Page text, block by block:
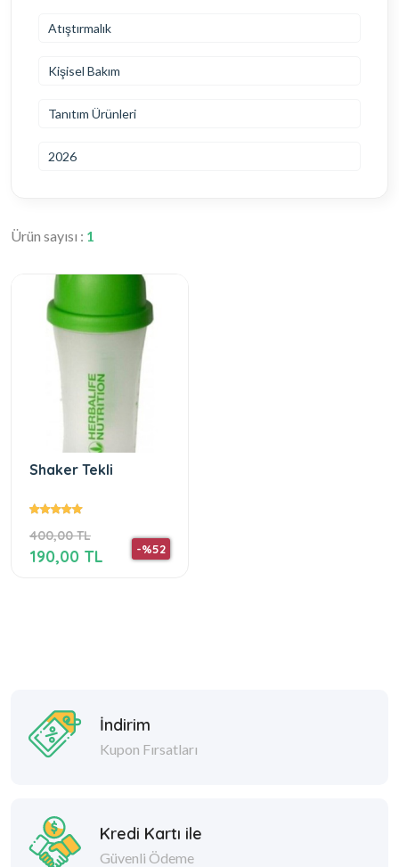
Atıştırmalık
Kişisel Bakım
Tanıtım Ürünleri
2026
Ürün sayısı : 1
Shaker Tekli
400,00 TL
-%52
190,00 TL
İndirim
Kupon Fırsatları
Kredi Kartı ile
Güvenli Ödeme